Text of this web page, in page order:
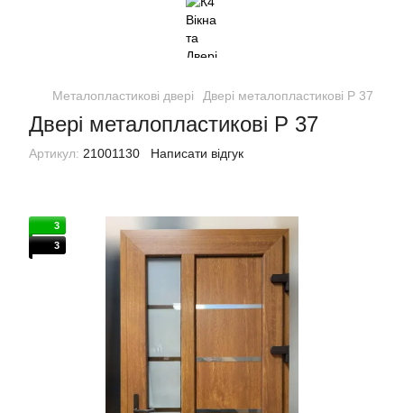
Металопластикові двері Двері металопластикові P 37
Двері металопластикові P 37
Артикул: 21001130 Написати відгук
3
3